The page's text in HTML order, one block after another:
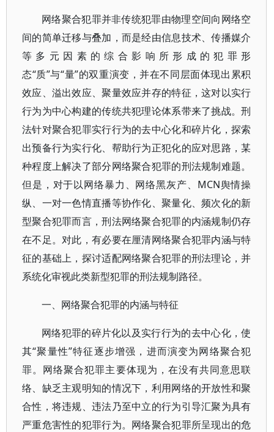
网络聚合犯罪并非传统犯罪由物理空间向网络空
间的简单迁移与叠加，而是经由信息技术、传播媒介
等多元因素的综合影响所形成的犯罪形
态“质”与“量”的双重演变，并在不同层面体现出累积
效应、溢出效应、聚量效应并存的特征，这对以实行
行为为中心构建的传统共犯理论体系带来了挑战。刑
法针对聚合犯罪实行行为的去中心化和碎片化，探索
出预备行为实行化、帮助行为正犯化的应对思路，某
种程度上解决了部分网络聚合犯罪的刑法规制难题。
但是，对于以网络暴力、网络黑灰产、MCN舆情操
纵、一对一色情直播等协作化、聚量化、频次化的新
型聚合犯罪而言，刑法网络聚合犯罪的内涵规制仍存
在不足。对此，有必要在厘清网络聚合犯罪内涵与特
征的基础上，探讨适配网络聚合犯罪的刑法理论，并
系统化审视此类新型犯罪的刑法规制路径。
一、网络聚合犯罪的内涵与特征
网络犯罪的碎片化以及实行行为的去中心化，使
其“聚量性”特征逐步增强，进而演变为网络聚合犯
罪。网络聚合犯罪主要体现为，在没有共同意思联
络、缺乏主观明知的情况下，利用网络的开放性和聚
合性，将违规、违法乃至中立的行为引导汇聚为具有
严重危害性的犯罪行为。网络聚合犯罪所呈现出的危